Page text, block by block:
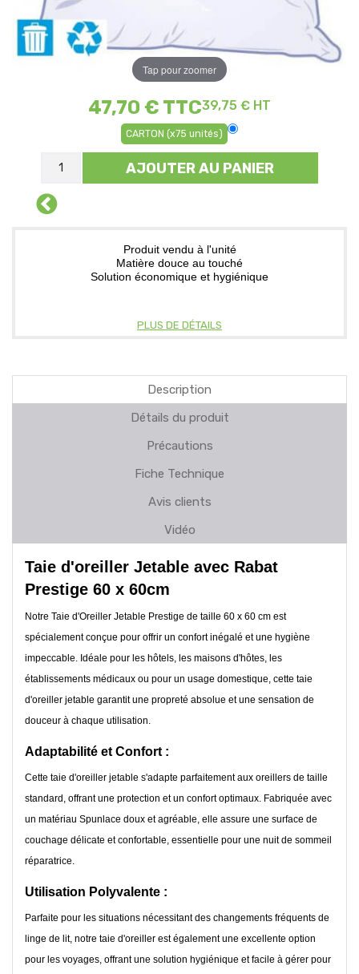
Tap pour zoomer
47,70 € TTC39,75 € HT
CARTON (x75 unités)
AJOUTER AU PANIER
Produit vendu à l'unité
Matière douce au touché
Solution économique et hygiénique
PLUS DE DÉTAILS
Description
Détails du produit
Précautions
Fiche Technique
Avis clients
Vidéo
Taie d'oreiller Jetable avec Rabat
Prestige 60 x 60cm
Notre Taie d'Oreiller Jetable Prestige de taille 60 x 60 cm est
spécialement conçue pour offrir un confort inégalé et une hygiène
impeccable. Idéale pour les hôtels, les maisons d'hôtes, les
établissements médicaux ou pour un usage domestique, cette taie
d'oreiller jetable garantit une propreté absolue et une sensation de
douceur à chaque utilisation.
Adaptabilité et Confort :
Cette taie d'oreiller jetable s'adapte parfaitement aux oreillers de taille
standard, offrant une protection et un confort optimaux. Fabriquée avec
un matériau Spunlace doux et agréable, elle assure une surface de
couchage délicate et confortable, essentielle pour une nuit de sommeil
réparatrice.
Utilisation Polyvalente :
Parfaite pour les situations nécessitant des changements fréquents de
linge de lit, notre taie d'oreiller est également une excellente option
pour les voyages, offrant une solution hygiénique et facile à gérer pour